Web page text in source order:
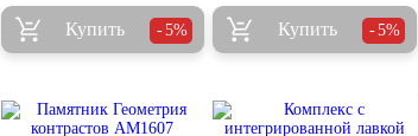
Купить 5% Купить 5%